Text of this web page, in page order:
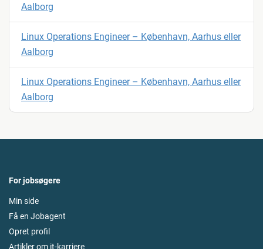
Aalborg
Linux Operations Engineer – København, Aarhus eller
Aalborg
Linux Operations Engineer – København, Aarhus eller
Aalborg
For jobsøgere
Min side
Få en Jobagent
Opret profil
Artikler om it-karriere